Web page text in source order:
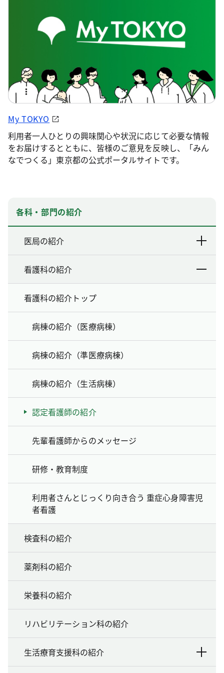
My TOKYO
利用者一人ひとりの興味関心や状況に応じて必要な情報
をお届けするとともに、皆様のご意見を反映し、「みん
なでつくる」東京都の公式ポータルサイトです。
各科・部門の紹介
医局の紹介
看護科の紹介
看護科の紹介トップ
病棟の紹介（医療病棟）
病棟の紹介（準医療病棟）
病棟の紹介（生活病棟）
認定看護師の紹介
先輩看護師からのメッセージ
研修・教育制度
利用者さんとじっくり向き合う 重症心身障害児
者看護
検査科の紹介
薬剤科の紹介
栄養科の紹介
リハビリテーション科の紹介
生活療育支援科の紹介